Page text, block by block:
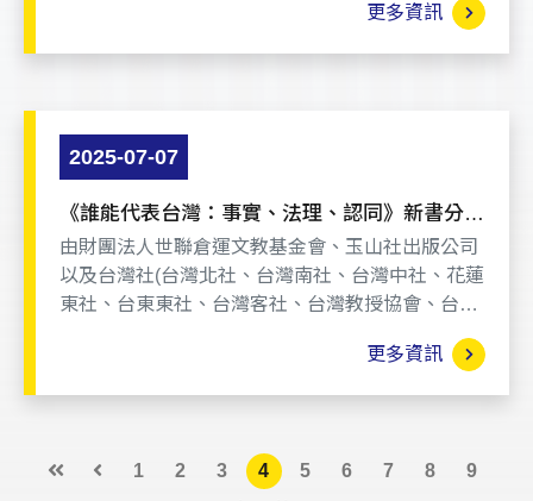
展現台灣民間藝術特色也向捷克當地民眾傳達親善
更多資訊
2025-07-07
《誰能代表台灣：事實、法理、認同》新書分享
座談會
由財團法人世聯倉運文教基金會、玉山社出版公司
以及台灣社(台灣北社、台灣南社、台灣中社、花蓮
東社、台東東社、台灣客社、台灣教授協會、台灣
和國有權代表台灣嗎？」有獎徵文活動，業已順利
座談會。
更多資訊
1 2 3 4 5 6 7 8 9